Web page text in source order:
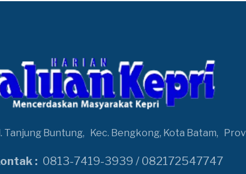
Tanjung Buntung, Kec. Bengkong, Kota Batam,
: 0813-7419-3939 / 082172547747